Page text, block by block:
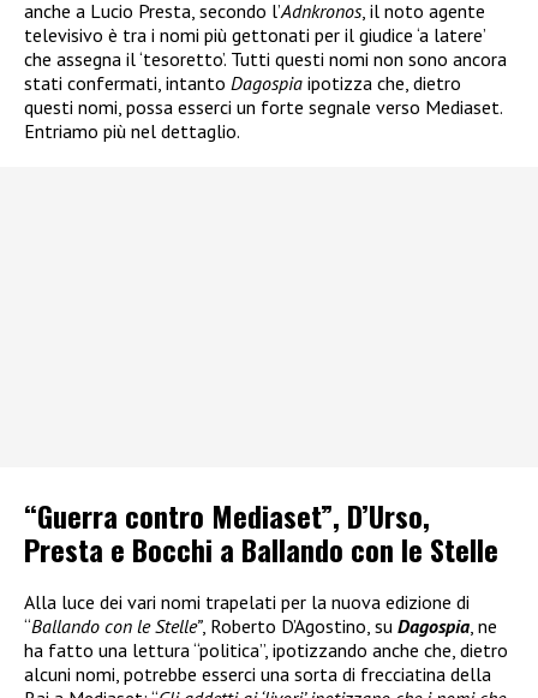
anche a Lucio Presta, secondo l’Adnkronos, il noto agente
televisivo è tra i nomi più gettonati per il giudice ‘a latere’
che assegna il ‘tesoretto’. Tutti questi nomi non sono ancora
stati confermati, intanto Dagospia ipotizza che, dietro
questi nomi, possa esserci un forte segnale verso Mediaset.
Entriamo più nel dettaglio.
“Guerra contro Mediaset”, D’Urso,
Presta e Bocchi a Ballando con le Stelle
Alla luce dei vari nomi trapelati per la nuova edizione di
“Ballando con le Stelle”, Roberto D’Agostino, su Dagospia, ne
ha fatto una lettura “politica”, ipotizzando anche che, dietro
alcuni nomi, potrebbe esserci una sorta di frecciatina della